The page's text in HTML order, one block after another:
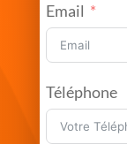
Email
Téléphone